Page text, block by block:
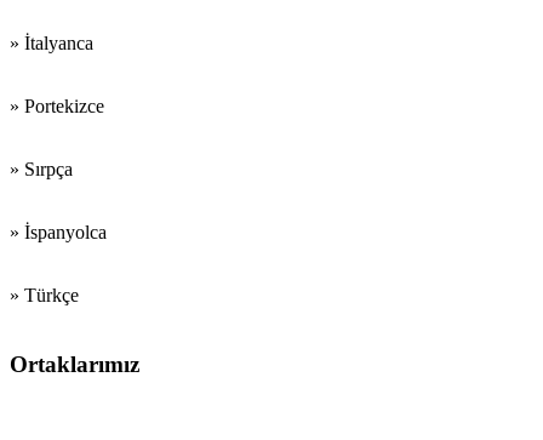
» İtalyanca
» Portekizce
» Sırpça
» İspanyolca
» Türkçe
Ortaklarımız